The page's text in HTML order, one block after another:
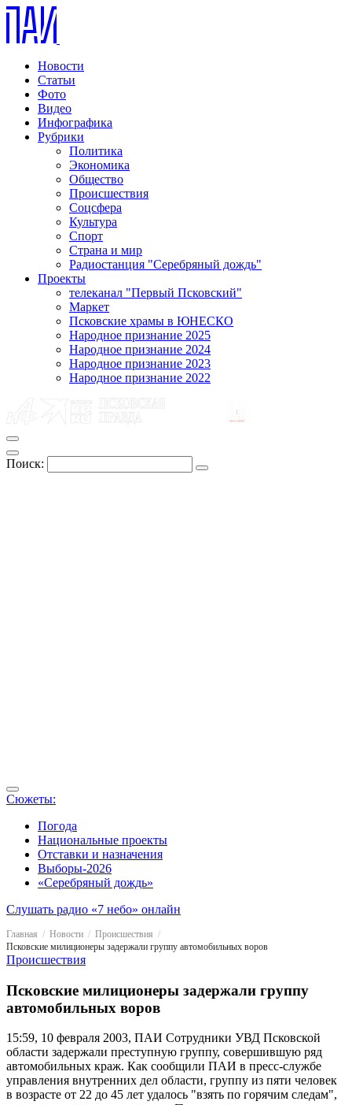
Новости
Статьи
Фото
Видео
Инфографика
Рубрики
Политика
Экономика
Общество
Происшествия
Соцсфера
Культура
Спорт
Страна и мир
Радиостанция "Серебряный дождь"
Проекты
телеканал "Первый Псковский"
Маркет
Псковские храмы в ЮНЕСКО
Народное признание 2025
Народное признание 2024
Народное признание 2023
Народное признание 2022
Поиск:
Сюжеты:
Погода
Национальные проекты
Отставки и назначения
Выборы-2026
«Серебряный дождь»
Слушать радио «7 небо» онлайн
Главная Новости
Происшествия
Псковские милиционеры задержали группу автомобильных воров
Происшествия
Псковские милиционеры задержали группу
автомобильных воров
15:59, 10 февраля 2003, ПАИ Сотрудники УВД Псковской
области задержали преступную группу, совершившую ряд
автомобильных краж. Как сообщили ПАИ в пресс-службе
управления внутренних дел области, группу из пяти человек
в возрасте от 22 до 45 лет удалось "взять по горячим следам",